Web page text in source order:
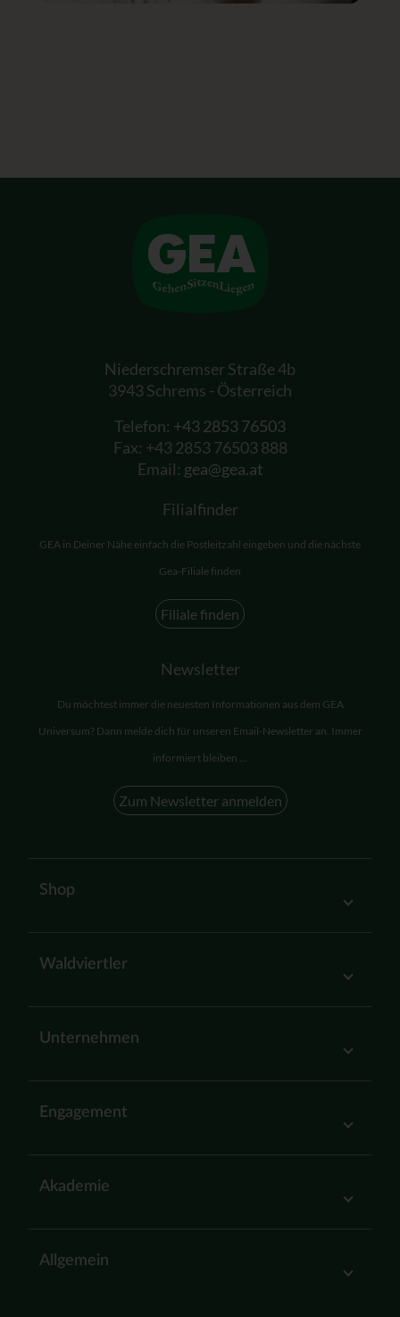
Niederschremser Straße 4b
3943 Schrems - Österreich
Telefon: +43 2853 76503
Fax: +43 2853 76503 888
Email: gea@gea.at
Filialfinder
GEA in Deiner Nähe einfach die Postleitzahl eingeben und die nächste
Gea-Filiale finden
Filiale finden
Newsletter
Du möchtest immer die neuesten Informationen aus dem GEA
Universum? Dann melde dich für unseren Email-Newsletter an. Immer
informiert bleiben ...
Zum Newsletter anmelden
Shop
Waldviertler
Unternehmen
Engagement
Akademie
Allgemein